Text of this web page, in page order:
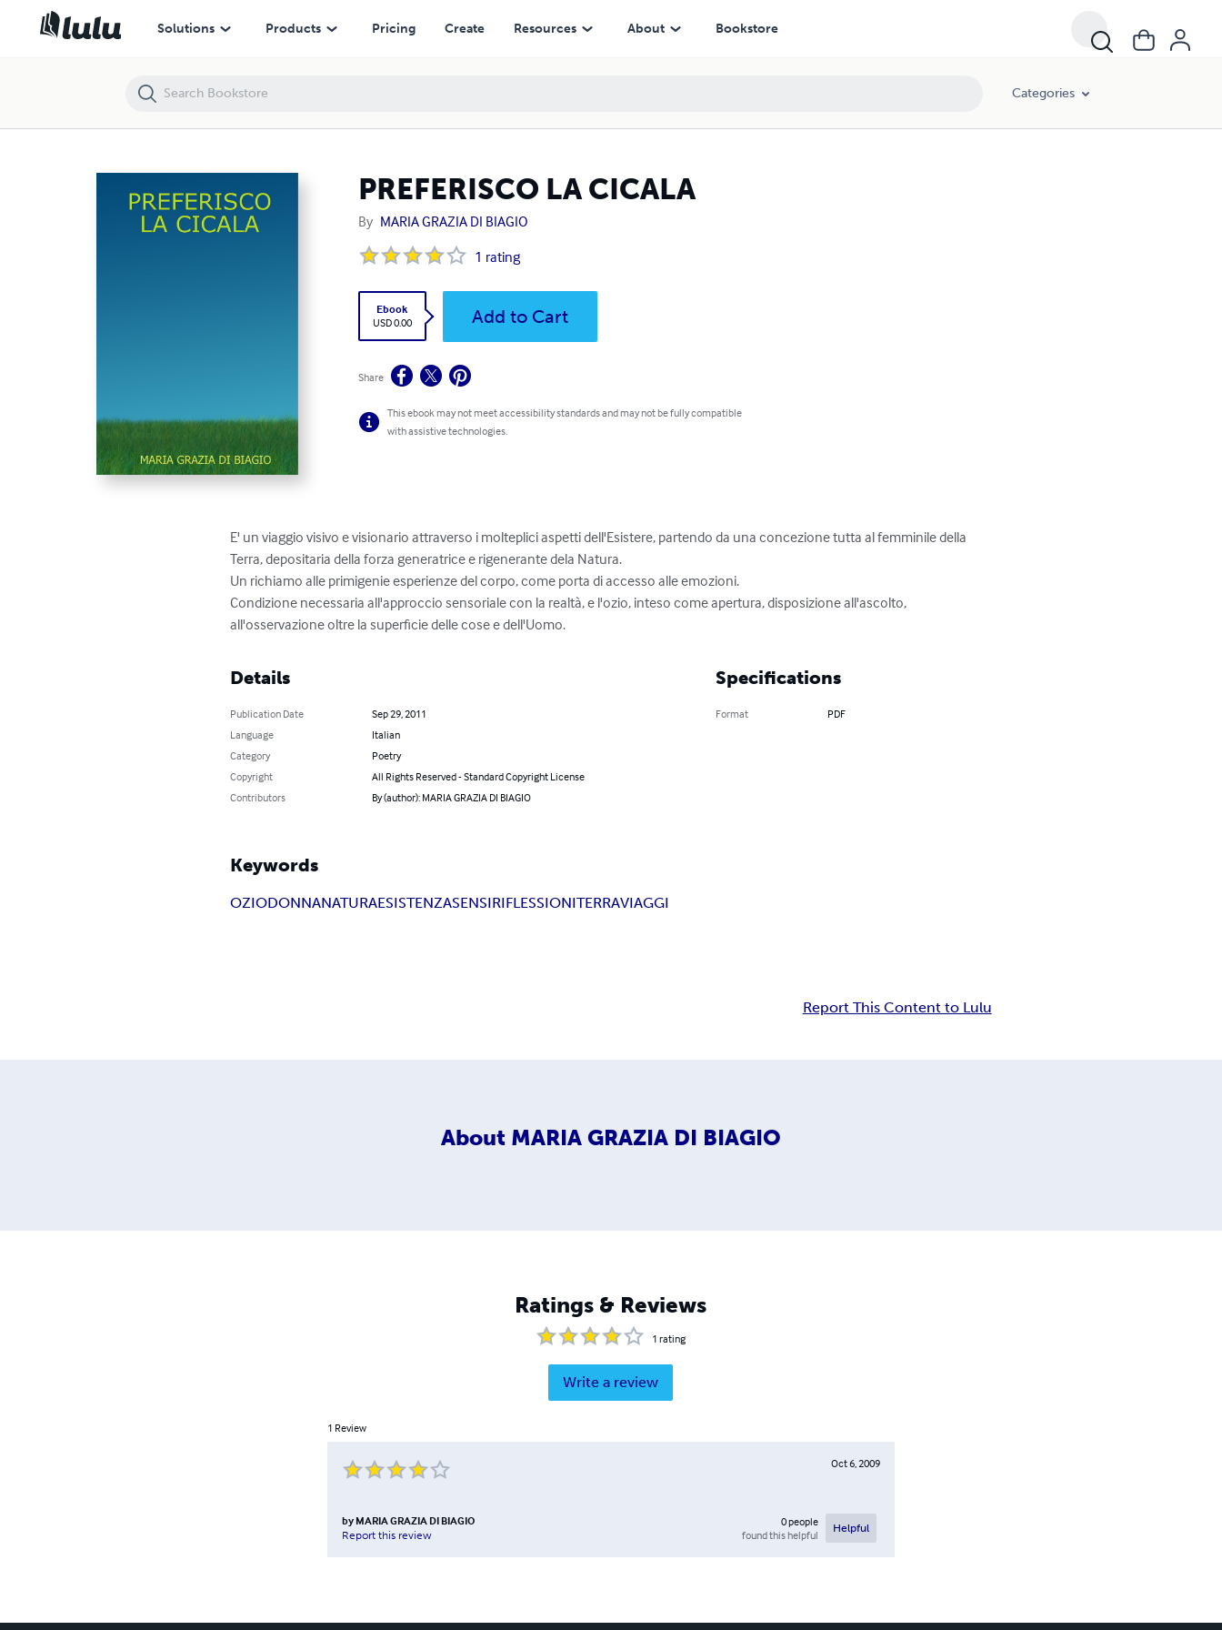
Solutions Products Pricing Create Resources About Bookstore
Categories
PREFERISCO LA CICALA
By MARIA GRAZIA DI BIAGIO
1 rating
Ebook
USD 0.00
Add to Cart
Share
This ebook may not meet accessibility standards and may not be fully compatible
with assistive technologies.
E' un viaggio visivo e visionario attraverso i molteplici aspetti dell'Esistere, partendo da una concezione tutta al femminile della
Terra, depositaria della forza generatrice e rigenerante dela Natura.
Un richiamo alle primigenie esperienze del corpo, come porta di accesso alle emozioni.
Condizione necessaria all'approccio sensoriale con la realtà, e l'ozio, inteso come apertura, disposizione all'ascolto,
all'osservazione oltre la superficie delle cose e dell'Uomo.
Details
Publication Date
Sep 29, 2011
Language
Italian
Category
Poetry
Copyright
All Rights Reserved - Standard Copyright License
Contributors
By (author): MARIA GRAZIA DI BIAGIO
Specifications
Format PDF
Keywords
OZIODONNANATURAESISTENZASENSIRIFLESSIONITERRAVIAGGI
Report This Content to Lulu
About MARIA GRAZIA DI BIAGIO
Ratings & Reviews
1 rating
Write a review
1 Review
Oct 6, 2009
by MARIA GRAZIA DI BIAGIO
Report this review
0people
found this helpful
Helpful
PREFERISCO LA CICALA